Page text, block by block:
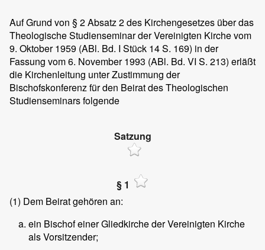
Auf Grund von § 2 Absatz 2 des Kirchengesetzes über das
Theologische Studienseminar der Vereinigten Kirche vom
9. Oktober 1959 (ABl. Bd. I Stück 14 S. 169) in der
Fassung vom 6. November 1993 (ABl. Bd. VI S. 213) erläßt
die Kirchenleitung unter Zustimmung der
Bischofskonferenz für den Beirat des Theologischen
Studienseminars folgende
Satzung
§ 1
(1) Dem Beirat gehören an:
ein Bischof einer Gliedkirche der Vereinigten Kirche
als Vorsitzender;